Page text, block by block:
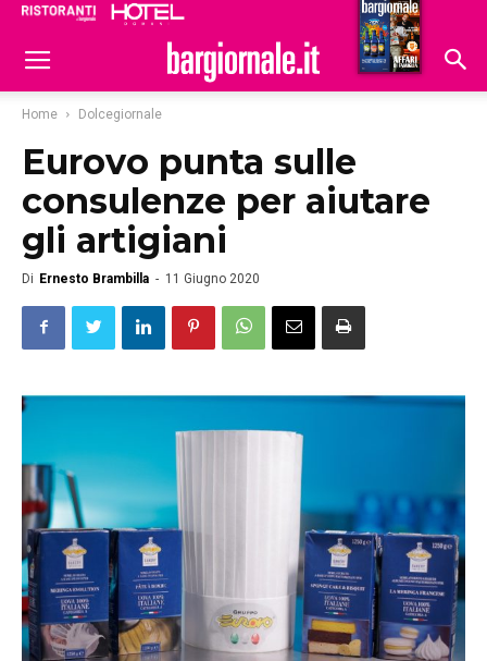
Hoteldomani
Home Dolcegiornale
Eurovo punta sulle
consulenze per aiutare
gli artigiani
Di Ernesto Brambilla - 11 Giugno 2020